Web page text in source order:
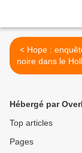
< Hope : enquête et magie
noire dans le
années
Hébergé par
Top articles
Pages